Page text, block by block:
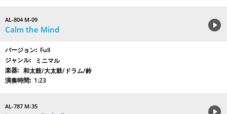
AL-804 M-09
Calm the Mind
Full
ミニマル
和太鼓/大太鼓/ドラム/鈴
1:23
AL-787 M-35